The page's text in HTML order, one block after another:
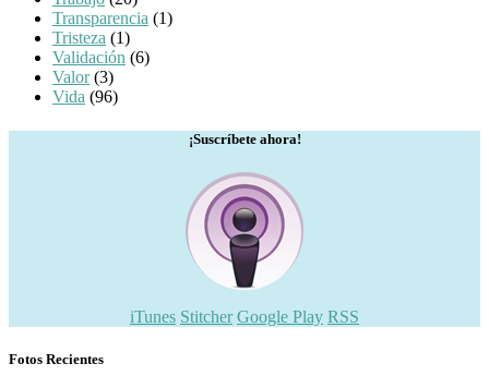
Transparencia (1)
Tristeza (1)
Validación (6)
Valor(3)
Vida (96)
¡Suscríbete ahora!
iTunes Stitcher Google Play RSS
Fotos Recientes